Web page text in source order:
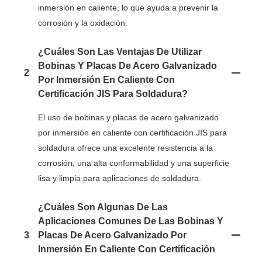
inmersión en caliente, lo que ayuda a prevenir la
corrosión y la oxidación.
2
¿Cuáles Son Las Ventajas De Utilizar
Bobinas Y Placas De Acero Galvanizado
Por Inmersión En Caliente Con
Certificación JIS Para Soldadura?
El uso de bobinas y placas de acero galvanizado
por inmersión en caliente con certificación JIS para
soldadura ofrece una excelente resistencia a la
corrosión, una alta conformabilidad y una superficie
lisa y limpia para aplicaciones de soldadura.
3
¿Cuáles Son Algunas De Las
Aplicaciones Comunes De Las Bobinas Y
Placas De Acero Galvanizado Por
Inmersión En Caliente Con Certificación